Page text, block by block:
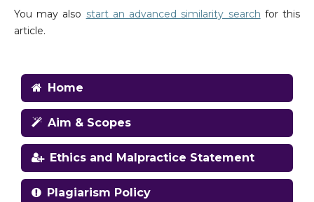
You may also start an advanced similarity search for this
article.
Home
Aim & Scopes
Ethics and Malpractice Statement
Plagiarism Policy